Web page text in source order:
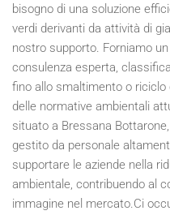
bisogno di una soluzione
verdi derivanti da attività di
nostro supporto. Forniamo
consulenza esperta,
fino allo smaltimento o
delle normative ambientali
situato a Bressana
gestito da personale
supportare le aziende nella
ambientale, contribuendo al
immagine nel mercato.Ci